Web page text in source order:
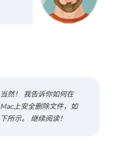
当然！ 我告诉你如何在
Mac上安全删除文件，如
下所示。 继续阅读！